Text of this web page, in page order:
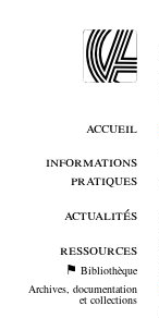
accueil
informations
pratiques
actualités
ressources
Bibliothèque
Archives, documentation
et collections